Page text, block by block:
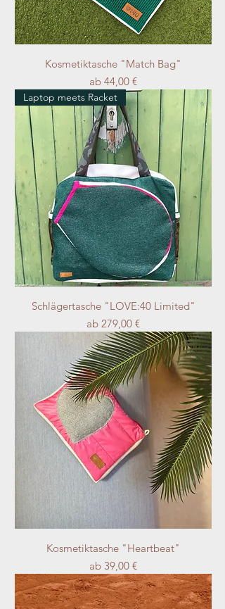
Kosmetiktasche "Match Bag"
ab 44,00 €
Sale-Preis
Laptop meets Racket
Schlägertasche "LOVE:40 Limited"
ab 279,00 €
Sale-Preis
Kosmetiktasche "Heartbeat"
ab 39,00 €
Sale-Preis